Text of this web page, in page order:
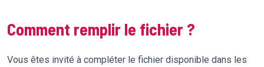
Comment remplir le fichier ?
Vous êtes invité à compléter le fichier disponible dans les